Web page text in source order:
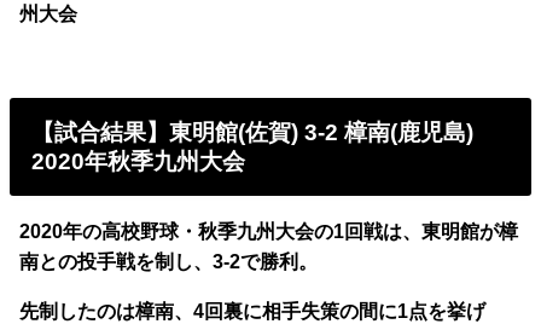
州大会
【試合結果】東明館(佐賀) 3-2 樟南(鹿児島)
2020年秋季九州大会
2020年の高校野球・秋季九州大会の1回戦は、東明館が樟
南との投手戦を制し、3-2で勝利。
先制したのは樟南、4回裏に相手失策の間に1点を挙げ